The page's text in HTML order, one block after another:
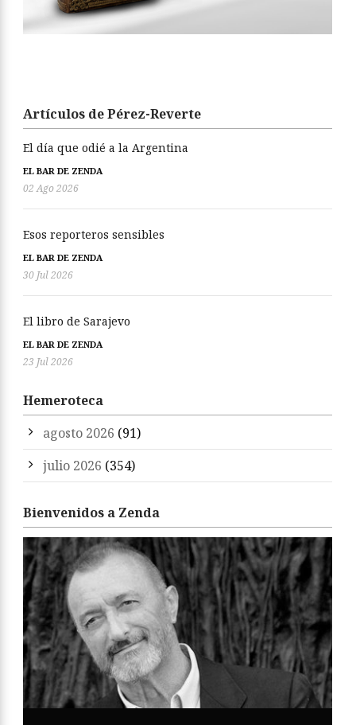
Artículos de Pérez-Reverte
El día que odié a la Argentina
EL BAR DE ZENDA
02 Ago 2026
Esos reporteros sensibles
EL BAR DE ZENDA
30 Jul 2026
El libro de Sarajevo
EL BAR DE ZENDA
23 Jul 2026
Hemeroteca
agosto 2026 (91)
julio 2026 (354)
Bienvenidos a Zenda